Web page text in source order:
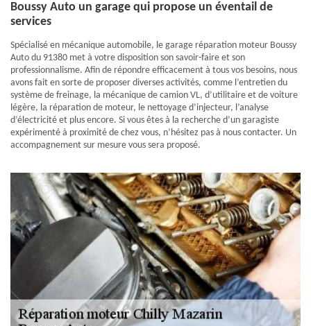
Boussy Auto un garage qui propose un éventail de
services
Spécialisé en mécanique automobile, le garage réparation moteur Boussy
Auto du 91380 met à votre disposition son savoir-faire et son
professionnalisme. Afin de répondre efficacement à tous vos besoins, nous
avons fait en sorte de proposer diverses activités, comme l’entretien du
système de freinage, la mécanique de camion VL, d’utilitaire et de voiture
légère, la réparation de moteur, le nettoyage d’injecteur, l’analyse
d’électricité et plus encore. Si vous êtes à la recherche d’un garagiste
expérimenté à proximité de chez vous, n’hésitez pas à nous contacter. Un
accompagnement sur mesure vous sera proposé.